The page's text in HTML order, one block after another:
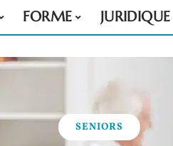
FORME JURIDIQUE
SENIORS